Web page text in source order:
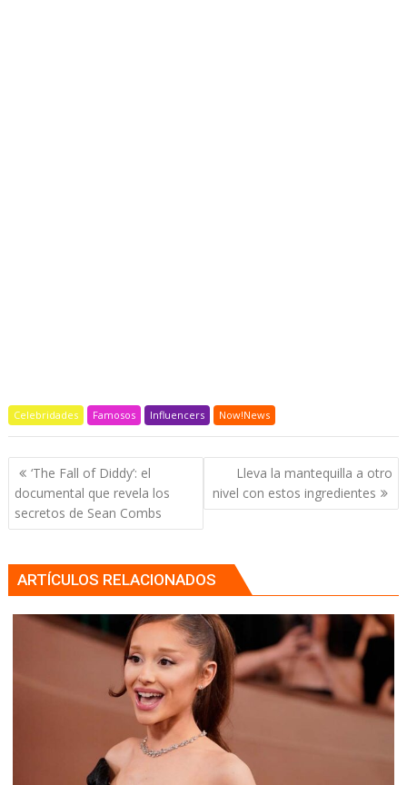
Celebridades Famosos Influencers Now!News
Navegación
de
entradas
‘The Fall of Diddy’: el
documental que revela los
secretos de Sean Combs
Lleva la mantequilla a otro
nivel con estos ingredientes
ARTÍCULOS RELACIONADOS